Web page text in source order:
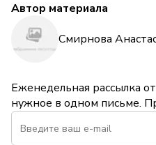
Автор материала
Смирнова
Еженедельная рассылка
нужное в одном письме.